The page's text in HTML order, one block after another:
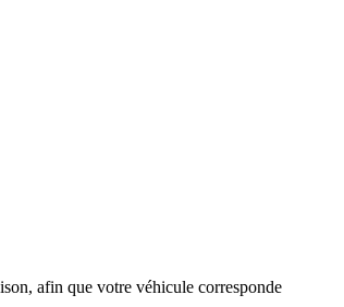
afin que votre véhicule corresponde